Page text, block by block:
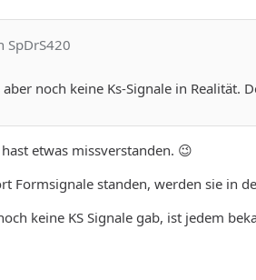
SpDrS420
noch keine Ks-Signale in Realität.
etwas missverstanden. 😉
Formsignale standen, werden sie in
keine KS Signale gab, ist jedem